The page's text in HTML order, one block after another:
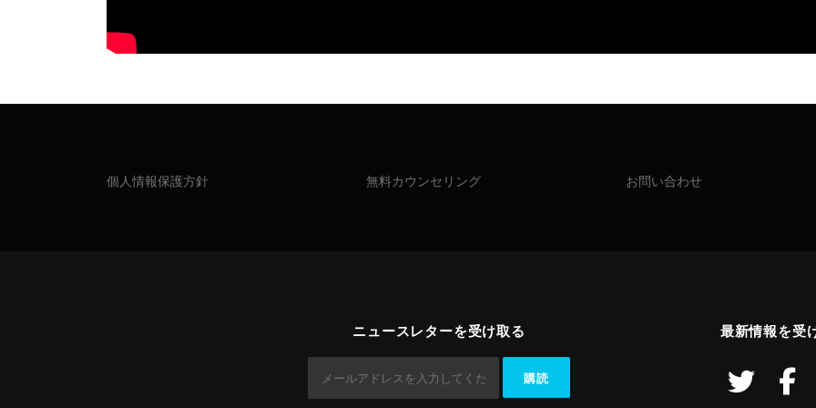
個人情報保護方針 無料カウンセリング お問い合わせ
ニュースレターを受け取る 最新情報を受